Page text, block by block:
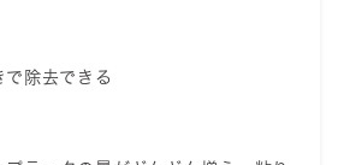
除去できる